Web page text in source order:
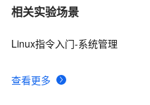
相关实验场景
查看更多
Linux指令入门-系统管理